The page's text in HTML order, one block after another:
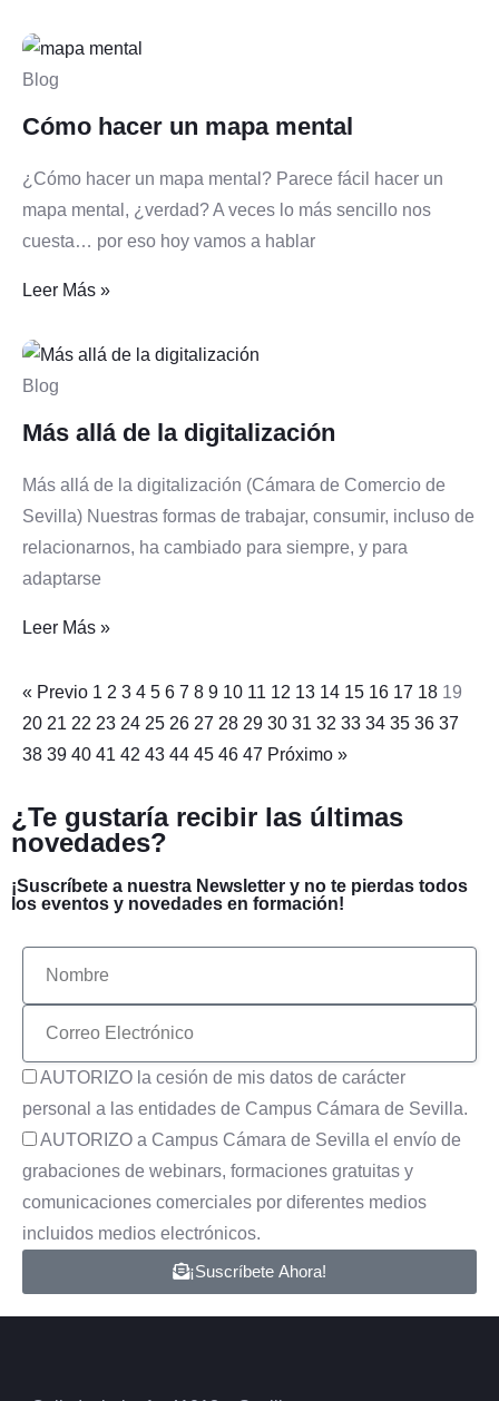
Blog
Cómo hacer un mapa mental
¿Cómo hacer un mapa mental? Parece fácil hacer un
mapa mental, ¿verdad? A veces lo más sencillo nos
cuesta… por eso hoy vamos a hablar
Leer Más »
Blog
Más allá de la digitalización
Más allá de la digitalización (Cámara de Comercio de
Sevilla) Nuestras formas de trabajar, consumir, incluso de
relacionarnos, ha cambiado para siempre, y para
adaptarse
Leer Más »
« Previo 1 2 3 4 5 6 7 8 9 10 11 12 13 14 15 16 17 18 19
20 21 22 23 24 25 26 27 28 29 30 31 32 33 34 35 36 37
38 39 40 41 42 43 44 45 46 47 Próximo »
¿Te gustaría recibir las últimas
novedades?
¡Suscríbete a nuestra Newsletter y no te pierdas todos
los eventos y novedades en formación!
AUTORIZO la cesión de mis datos de carácter
personal a las entidades de Campus Cámara de Sevilla.
AUTORIZO a Campus Cámara de Sevilla el envío de
grabaciones de webinars, formaciones gratuitas y
comunicaciones comerciales por diferentes medios
incluidos medios electrónicos.
¡Suscríbete Ahora!